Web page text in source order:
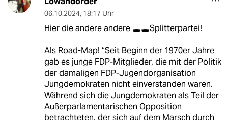
06.10.2024, 18:17 Uhr
Hier die andere andere 🕳️🕳️Splitterpartei!
Als Road-Map! “Seit Beginn der 1970er Jahre
gab es junge FDP-Mitglieder, die mit der Politik
der damaligen FDP-Jugendorganisation
Jungdemokraten nicht einverstanden waren.
Während sich die Jungdemokraten als Teil der
Außerparlamentarischen Opposition
betrachteten, der sich auf dem Marsch durch